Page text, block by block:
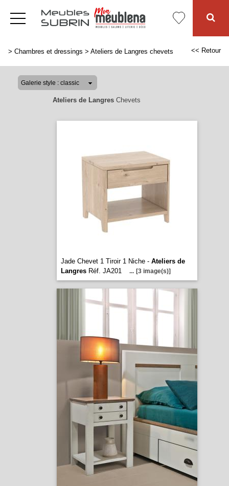
> Chambres et dressings > Ateliers de Langres chevets << Retour
Ateliers de LangresChevets
Jade Chevet 1 Tiroir 1 Niche - Ateliers de
LangresRéf. JA201 ... [3 image(s)]